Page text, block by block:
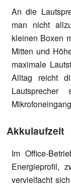
An die
man nicht
kleinen Boxen
Mitten und
maximale
Alltag reicht
Akkulaufzeit
Im Office-
Energieprofil,
vervielfacht